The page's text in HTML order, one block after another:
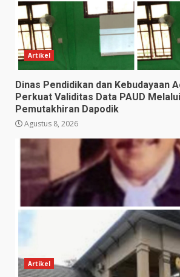
Artikel
Dinas Pendidikan dan Kebudayaan
Perkuat Validitas Data PAUD
Pemutakhiran Dapodik
Agustus 8, 2026
Artikel